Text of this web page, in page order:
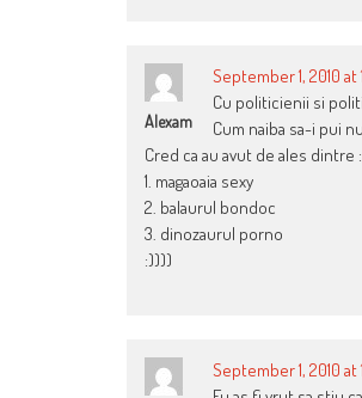
Alexam
September 1, 2010 at
Cu politicienii si
Cum naiba sa-i pui
Cred ca au avut de ales dintre :
1. magaoaia sexy
2. balaurul bondoc
3. dinozaurul porno
:))))
September 1, 2010 at